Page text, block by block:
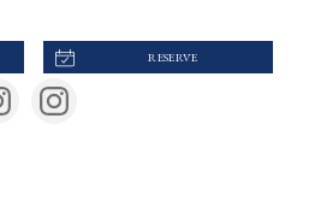
RESERVE